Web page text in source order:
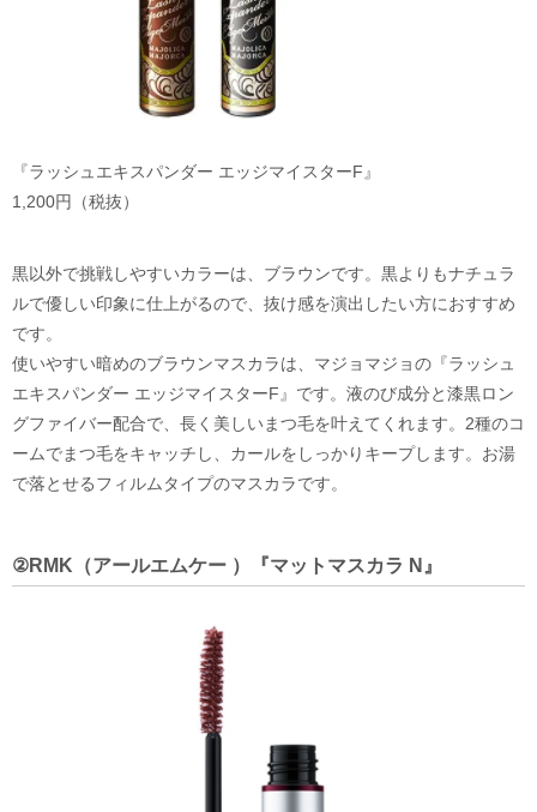
『ラッシュエキスパンダー エッジマイスターF』
1,200円（税抜）
黒以外で挑戦しやすいカラーは、ブラウンです。黒よりもナチュラ
ルで優しい印象に仕上がるので、抜け感を演出したい方におすすめ
です。
使いやすい暗めのブラウンマスカラは、マジョマジョの『ラッシュ
エキスパンダー エッジマイスターF』です。液のび成分と漆黒ロン
グファイバー配合で、長く美しいまつ毛を叶えてくれます。2種のコ
ームでまつ毛をキャッチし、カールをしっかりキープします。お湯
で落とせるフィルムタイプのマスカラです。
②RMK（アールエムケー ）『マットマスカラ N』